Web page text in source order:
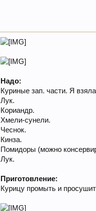
Надо:
Куриные зап. части. Я
Лук.
Кориандр.
Хмели-сунели.
Чеснок.
Кинза.
Помидоры (можно
Лук.
Приготовление:
Курицу промыть и